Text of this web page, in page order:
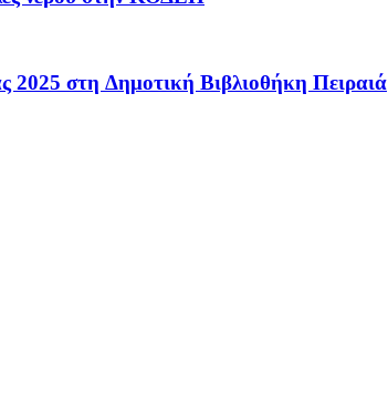
2025 στη Δημοτική Βιβλιοθήκη Πειραιά